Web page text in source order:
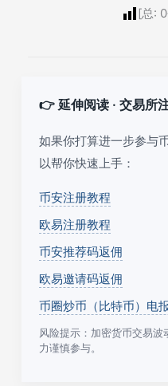
[总: 0
👉 延伸阅读 · 交易所
如果你打算进一步参与
以帮你快速上手：
币安注册教程
欧易注册教程
币安推荐码返佣
欧易邀请码返佣
币圈炒币（比特币）电
风险提示：加密货币交易
力谨慎参与。